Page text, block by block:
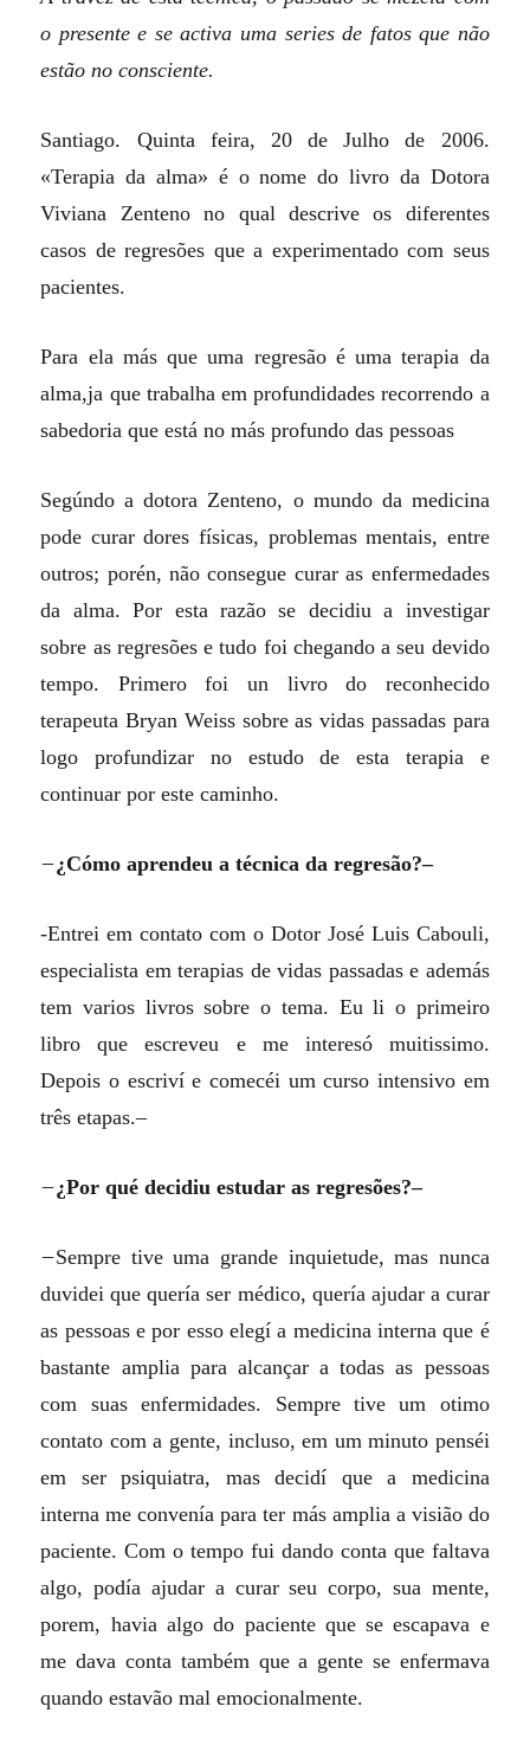
o presente e se activa uma series de fatos que não
estão no consciente.
Santiago. Quinta feira, 20 de Julho de 2006.
«Terapia da alma» é o nome do livro da Dotora
Viviana Zenteno no qual descrive os diferentes
casos de regresões que a experimentado com seus
pacientes.
Para ela más que uma regresão é uma terapia da
alma,ja que trabalha em profundidades recorrendo a
sabedoria que está no más profundo das pessoas
Segúndo a dotora Zenteno, o mundo da medicina
pode curar dores físicas, problemas mentais, entre
outros; porén, não consegue curar as enfermedades
da alma. Por esta razão se decidiu a investigar
sobre as regresões e tudo foi chegando a seu devido
tempo. Primero foi un livro do reconhecido
terapeuta Bryan Weiss sobre as vidas passadas para
logo profundizar no estudo de esta terapia e
continuar por este caminho.
–¿Cómo aprendeu a técnica da regresão?–
-Entrei em contato com o Dotor José Luis Cabouli,
especialista em terapias de vidas passadas e además
tem varios livros sobre o tema. Eu li o primeiro
libro que escreveu e me interesó muitissimo.
Depois o escriví e comecéi um curso intensivo em
três etapas.–
–¿Por qué decidiu estudaras regresões?–
–Sempre tive uma grande inquietude, mas nunca
duvidei que quería ser médico, quería ajudar a curar
as pessoas e por esso elegí a medicina interna que é
bastante amplia para alcançar a todas as pessoas
com suas enfermidades. Sempre tive um otimo
contato com a gente, incluso, em um minuto penséi
em ser psiquiatra, mas decidí que a medicina
interna me convenía para ter más amplia a visião do
paciente. Com o tempo fui dando conta que faltava
algo, podía ajudar a curar seu corpo, sua mente,
porem, havia algo do paciente que se escapava e
me dava conta também que a gente se enfermava
quando estavão mal emocionalmente.